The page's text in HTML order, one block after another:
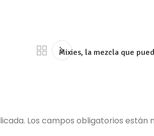
Mixies, la mezcla que
Los campos obligatorios están